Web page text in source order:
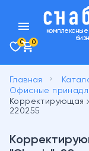
menu
0 0
Главная keyboard_arrow_right
Офисные
Корректирующая
220255